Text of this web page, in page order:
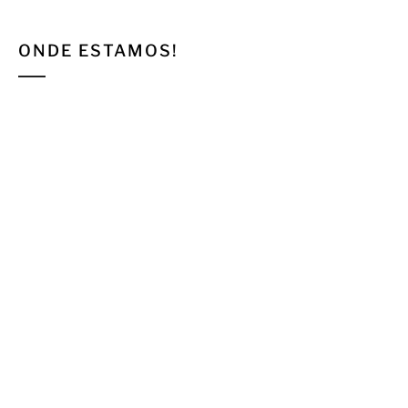
ONDE ESTAMOS!